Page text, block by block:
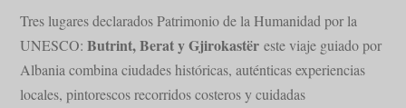
Tres lugares declarados Patrimonio de la Humanidad por la
UNESCO: Butrint, Berat y Gjirokastër este viaje guiado por
Albania combina ciudades históricas, auténticas experiencias
locales, pintorescos recorridos costeros y cuidadas